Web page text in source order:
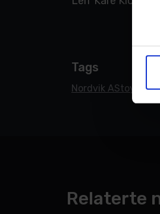
Tags
Nordvik AStoyota
Relaterte